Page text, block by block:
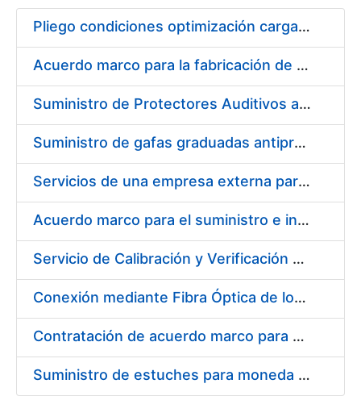
Show/Hide
Pliego condiciones optimización cargas compras firmado
Acuerdo marco para la fabricación de piezas
Suministro de Protectores Auditivos a medida para las personas trabajadoras de los Centros de Trabajo de Madrid y Burgos
Suministro de gafas graduadas antiproyecciones para los trabajadores de la FNMT-RCM en los centros de trabajo de Madrid y Burgos
Servicios de una empresa externa para el asesoramiento y resolución de los recursos de alzada que se presentan relacionados con procesos de selección para la FNMT-RCM
Acuerdo marco para el suministro e instalación de persianas, estores y otros complementos
Servicio de Calibración y Verificación Externa de los Equipos de Medición del Servicio de Prevención de la FNMT-RCM
Conexión mediante Fibra Óptica de los Centros de Proceso de Datos (CPDs) de las sedes de la FNMT-RCM de Burgos y Madrid
Contratación de acuerdo marco para el Suministro de Material de Electricidad para la Fábrica Nacional de Moneda y Timbre-Real Casa de la Moneda en su centro de trabajo de Burgos
Suministro de estuches para moneda de 30 €